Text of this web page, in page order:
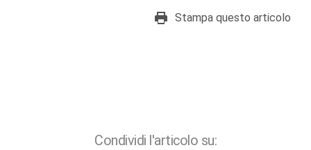
Stampa questo articolo
Condividi l'articolo su: